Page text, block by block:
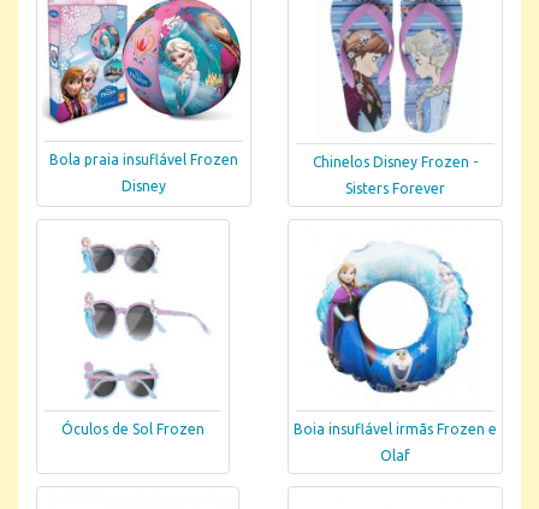
Bola praia insuflável Frozen
Disney
Chinelos Disney Frozen -
Sisters Forever
Óculos de Sol Frozen
Boia insuflável irmãs Frozen e
Olaf